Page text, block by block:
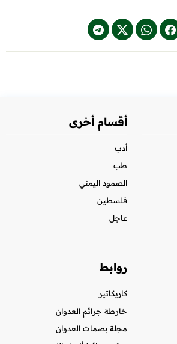
أقسام أخرى
أدب
طب
الصمود اليمني
فلسطين
عاجل
روابط
كاريكاتير
خارطة جرائم العدوان
مجلة بصمات العدوان